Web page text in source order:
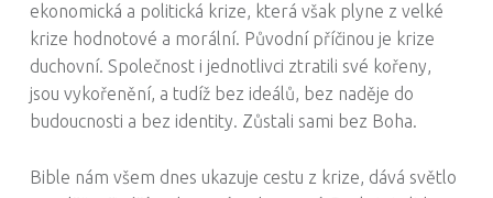
ekonomická a politická krize, která však plyne z velké
krize hodnotové a morální. Původní příčinou je krize
duchovní. Společnost i jednotlivci ztratili své kořeny,
jsou vykořenění, a tudíž bez ideálů, bez naděje do
budoucnosti a bez identity. Zůstali sami bez Boha.
Bible nám všem dnes ukazuje cestu z krize, dává světlo